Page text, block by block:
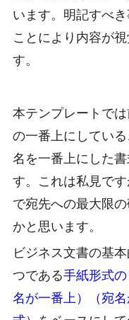
います。明記すべ
ことにより内容が
す。
本テンプレートで
の一番上にしてい
名を一番上にした
す。これは私見で
で宛先への最大限
かと思います。
ビジネス文書の基
つである手紙形式
名が一番上）（宛